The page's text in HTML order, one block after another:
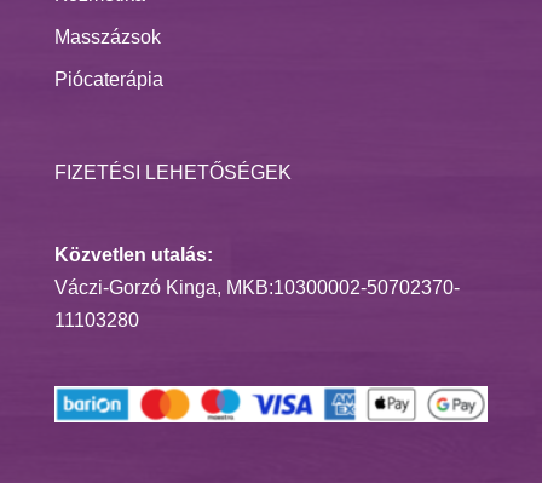
Masszázsok
Piócaterápia
FIZETÉSI LEHETŐSÉGEK
Közvetlen utalás:
Váczi-Gorzó Kinga, MKB:10300002-50702370-
11103280